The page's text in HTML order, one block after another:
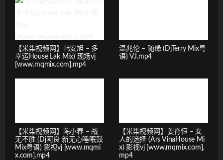
【米柒视频网】韩安旭 – 多
幸运House Lak Mix) 现场vj
[www.mqmix.com].mp4
温兆伦 – 随缘 (DjTerry Mix粤
语) VJ.mp4
【米柒视频网】陈小春 – 战
无不胜 (Dj阿良 新无心睡眠鼓
Mix粤语) 影视vj [www.mqmi
x.com].mp4
【米柒视频网】姜育恒 – 女
人的选择 (Ars VinaHouse Mi
x) 影视vj [www.mqmix.com].
mp4